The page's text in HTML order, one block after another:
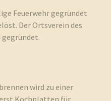
Feuerwehr gegründet
Der Ortsverein des
gegründet.
wird zu einer
Kochplatten für